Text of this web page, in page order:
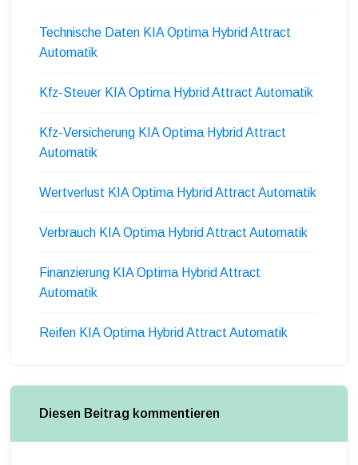
Technische Daten KIA Optima Hybrid Attract
Automatik
Kfz-Steuer KIA Optima Hybrid Attract Automatik
Kfz-Versicherung KIA Optima Hybrid Attract
Automatik
Wertverlust KIA Optima Hybrid Attract Automatik
Verbrauch KIA Optima Hybrid Attract Automatik
Finanzierung KIA Optima Hybrid Attract
Automatik
Reifen KIA Optima Hybrid Attract Automatik
Diesen Beitrag kommentieren